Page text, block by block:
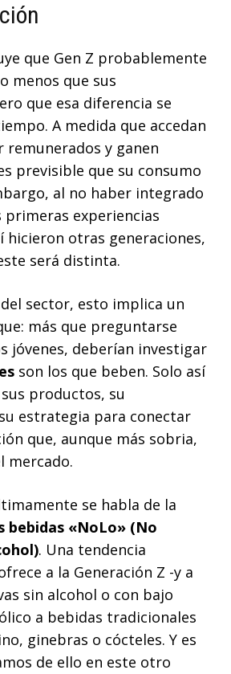
que Gen Z probablemente
menos que sus
que esa diferencia se
A medida que accedan
remunerados y ganen
previsible que su consumo
al no haber integrado
primeras experiencias
hicieron otras generaciones,
será distinta.
sector, esto implica un
más que preguntarse
jóvenes, deberían investigar
son los que beben. Solo así
productos, su
estrategia para conectar
que, aunque más sobria,
mercado.
se habla de la
bebidas «NoLo» (No
. Una tendencia
a la Generación Z -y a
sin alcohol o con bajo
a bebidas tradicionales
ginebras o cócteles. Y es
de ello en este otro